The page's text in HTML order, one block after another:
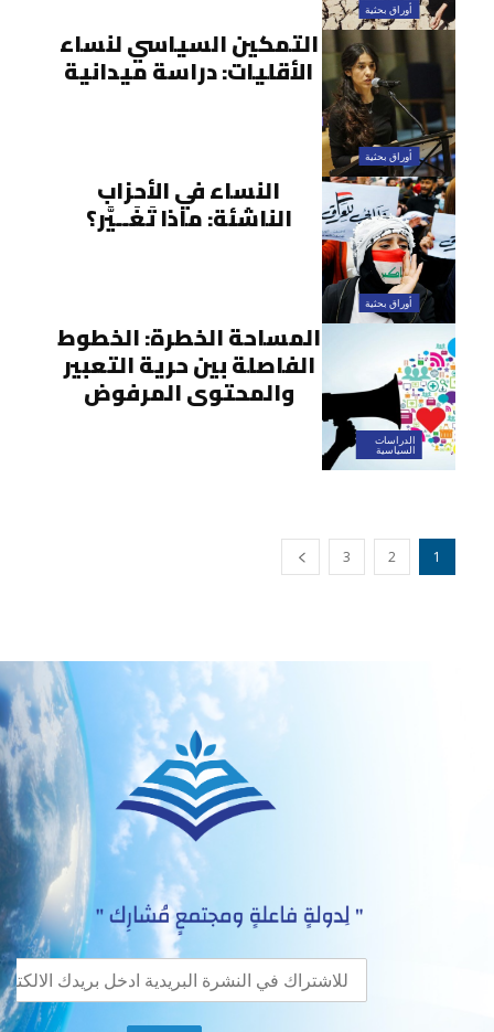
أوراق بحثية
أوراق بحثية
التمكين السياسي لنساء
الأقليات: دراسة ميدانية
أوراق بحثية
النساء في الأحزاب
الناشئة: ماذا تَغَــيَّر؟
الدراسات
السياسية
المساحة الخطرة: الخطوط
الفاصلة بين حرية التعبير
والمحتوى المرفوض
1
2
3